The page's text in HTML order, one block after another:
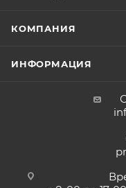
КОМПАНИЯ
ИНФОРМАЦИЯ